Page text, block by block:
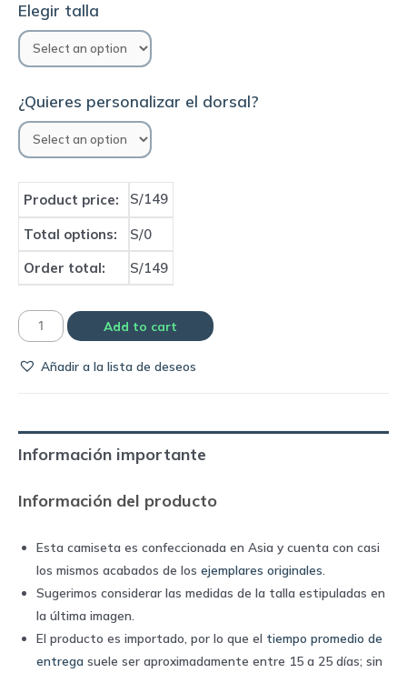
Elegir talla
¿Quieres personalizar el dorsal?
Product price: S/149
Total options:
S/0
Order total:
S/149
Camiseta
2022/23
|
Nike
Add to cart
Añadir a la lista de deseos
Información importante
Información del producto
Esta camiseta es confeccionada en Asia y cuenta con casi
los mismos acabados de los ejemplares originales.
Sugerimos considerar las medidas de la talla estipuladas en
la última imagen.
El producto es importado, por lo que el tiempo promedio de
entrega suele ser aproximadamente entre 15 a 25 días; sin